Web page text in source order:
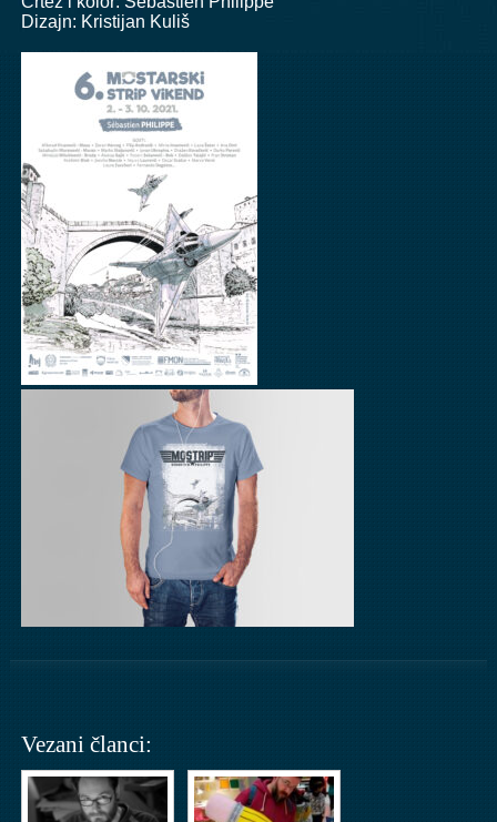
Dizajn: Kristijan Kuliš
Vezani članci: